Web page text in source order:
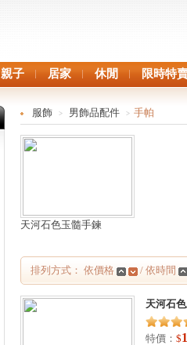
親子 居家 休閒 限時特
服飾 > 男飾品配件 > 手帕
天河石色玉髓手鍊
排列方式： 依價格 / 依時間
天河石
特價： $